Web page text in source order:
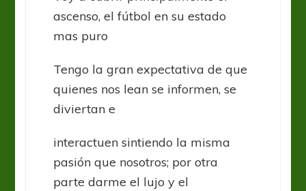
ascenso, el fútbol en su estado
mas puro
Tengo la gran expectativa de que
quienes nos lean se informen, se
diviertan e
interactuen sintiendo la misma
pasión que nosotros; por otra
parte darme el lujo y el